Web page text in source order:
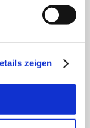
zeigen